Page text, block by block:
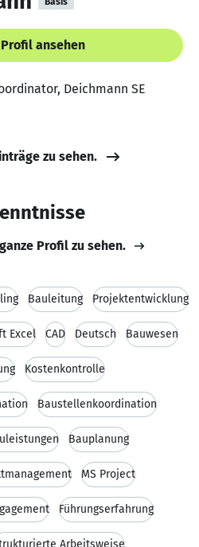
Profil ansehen
Deichmann SE
zu sehen.
Profil zu sehen.
Bauleitung Projektentwicklung
Excel CAD Deutsch Bauwesen
Kostenkontrolle
Baustellenkoordination
Bauplanung
MS Project
Führungserfahrung
Arbeitsweise